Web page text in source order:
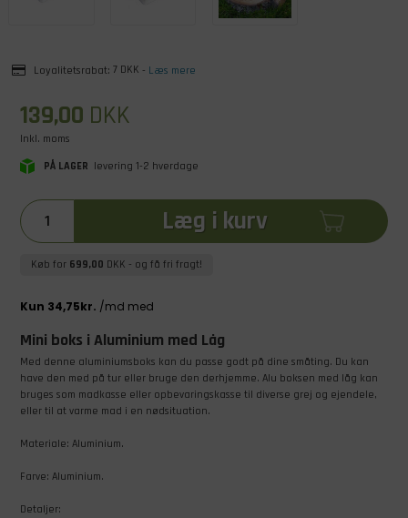
Loyalitetsrabat: 7 DKK - Læs mere
139,00 DKK
Inkl. moms
PÅ LAGER levering 1-2 hverdage
Læg i kurv
Køb for 699,00 DKK - og få fri fragt!
Mini boks i Aluminium med Låg
Med denne aluminiumsboks kan du passe godt på dine småting. Du kan
have den med på tur eller bruge den derhjemme. Alu boksen med låg kan
bruges som madkasse eller opbevaringskasse til diverse grej og ejendele,
eller til at varme mad i en nødsituation.
Materiale: Aluminium.
Farve: Aluminium.
Detaljer: